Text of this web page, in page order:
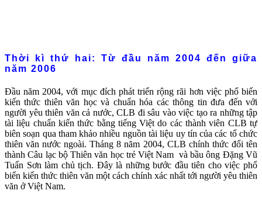
Thời kì thứ hai: Từ đầu năm 2004 đến giữa
năm 2006
Đầu năm 2004, với mục đích phát triển rộng rãi hơn việc phổ biến
kiến thức thiên văn học và chuẩn hóa các thông tin đưa đến với
người yêu thiên văn cả nước, CLB đi sâu vào việc tạo ra những tập
tài liệu chuẩn kiến thức bằng tiếng Việt do các thành viên CLB tự
biên soạn qua tham khảo nhiều nguồn tài liệu uy tín của các tổ chức
thiên văn nước ngoài. Tháng 8 năm 2004, CLB chính thức đổi tên
thành Câu lạc bộ Thiên văn học trẻ Việt Nam và bầu ông Đặng Vũ
Tuấn Sơn làm chủ tịch. Đây là những bước đầu tiên cho việc phổ
biến kiến thức thiên văn một cách chính xác nhất tới người yêu thiên
văn ở Việt Nam.